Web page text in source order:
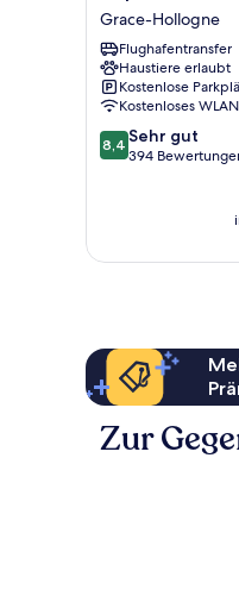
Radisson
Liege
Airport
Grace-
Hollogne
Grace-Hollogne
Flughafentransfer
Haustiere erlaubt
Kostenlose
Kostenloses WLAN
8.4
von
Bewertungen
8,4 Sehr gut
394
Zur